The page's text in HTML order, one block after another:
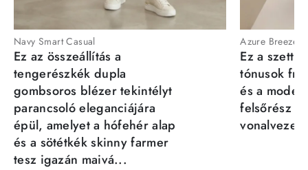
Navy Smart Casual
Ez az összeállítás a
tengerészkék dupla
gombsoros blézer tekintélyt
parancsoló eleganciájára
épül, amelyet a hófehér alap
és a sötétkék skinny farmer
tesz igazán maivá...
Azure Breeze
Ez a szett
tónusok
és a
felsőrész